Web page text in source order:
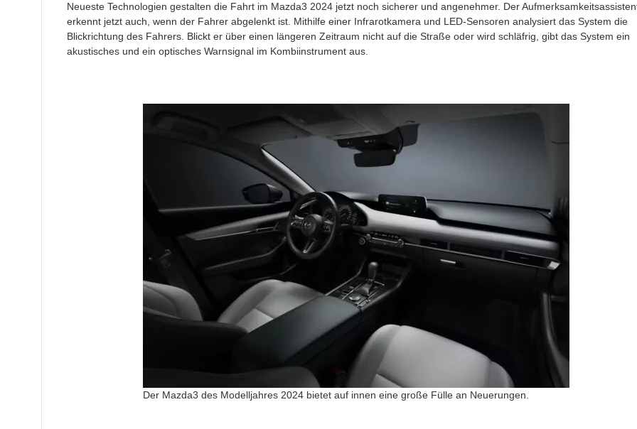
Neueste Technologien gestalten die Fahrt im Mazda3 2024 jetzt noch sicherer und angenehmer. Der
erkennt jetzt auch, wenn der Fahrer abgelenkt ist. Mithilfe einer Infrarotkamera und LED-Sensoren analysiert das System die
Blickrichtung des Fahrers. Blickt er über einen längeren Zeitraum nicht auf die Straße oder wird schläfrig, gibt das System ein
akustisches und ein optisches Warnsignal im Kombiinstrument aus.
Der Mazda3 des Modelljahres 2024 bietet auf innen eine große Fülle an Neuerungen.